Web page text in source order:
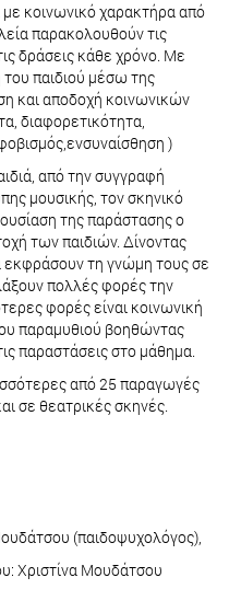
με κοινωνικό χαρακτήρα από
παρακολουθούν τις
δράσεις κάθε χρόνο. Με
παιδιού μέσω της
και αποδοχή κοινωνικών
διαφορετικότητα,
)
από την συγγραφή
μουσικής, τον σκηνικό
της παράστασης ο
των παιδιών. Δίνοντας
εκφράσουν τη γνώμη τους σε
πολλές φορές την
φορές είναι κοινωνική
παραμυθιού βοηθώντας
παραστάσεις στο μάθημα.
από 25 παραγωγές
σε θεατρικές σκηνές.
(παιδοψυχολόγος),
Χριστίνα Μουδάτσου